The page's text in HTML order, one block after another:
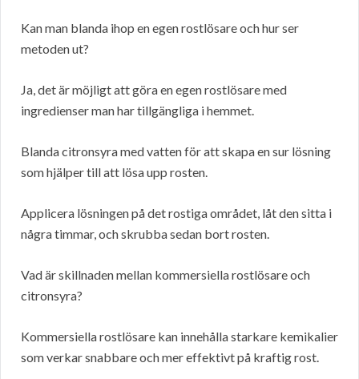
Kan man blanda ihop en egen rostlösare och hur ser
metoden ut?
Ja, det är möjligt att göra en egen rostlösare med
ingredienser man har tillgängliga i hemmet.
Blanda citronsyra med vatten för att skapa en sur lösning
som hjälper till att lösa upp rosten.
Applicera lösningen på det rostiga området, låt den sitta i
några timmar, och skrubba sedan bort rosten.
Vad är skillnaden mellan kommersiella rostlösare och
citronsyra?
Kommersiella rostlösare kan innehålla starkare kemikalier
som verkar snabbare och mer effektivt på kraftig rost.